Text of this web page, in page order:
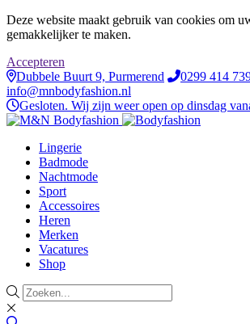
Deze website maakt gebruik van cookies om
gemakkelijker te maken.
Accepteren
Dubbele Buurt 9, Purmerend
0299 414
info@mnbodyfashion.nl
Gesloten. Wij zijn weer open op dinsdag
Lingerie
Badmode
Nachtmode
Sport
Accessoires
Heren
Merken
Vacatures
Shop